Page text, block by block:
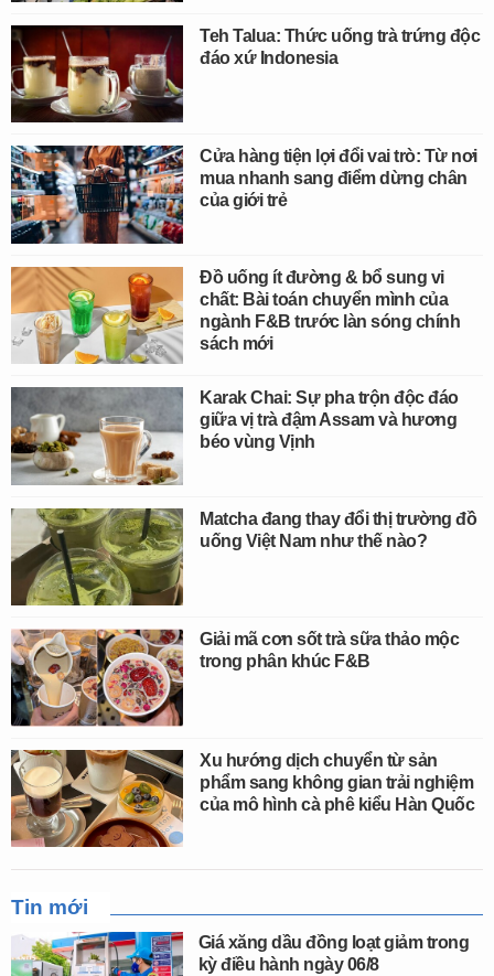
Teh Talua: Thức uống trà trứng độc
đáo xứ Indonesia
Cửa hàng tiện lợi đổi vai trò: Từ nơi
mua nhanh sang điểm dừng chân
của giới trẻ
Đồ uống ít đường & bổ sung vi
chất: Bài toán chuyển mình của
ngành F&B trước làn sóng chính
sách mới
Karak Chai: Sự pha trộn độc đáo
giữa vị trà đậm Assam và hương
béo vùng Vịnh
Matcha đang thay đổi thị trường đồ
uống Việt Nam như thế nào?
Giải mã cơn sốt trà sữa thảo mộc
trong phân khúc F&B
Xu hướng dịch chuyển từ sản
phẩm sang không gian trải nghiệm
của mô hình cà phê kiểu Hàn Quốc
Tin mới
Giá xăng dầu đồng loạt giảm trong
kỳ điều hành ngày 06/8